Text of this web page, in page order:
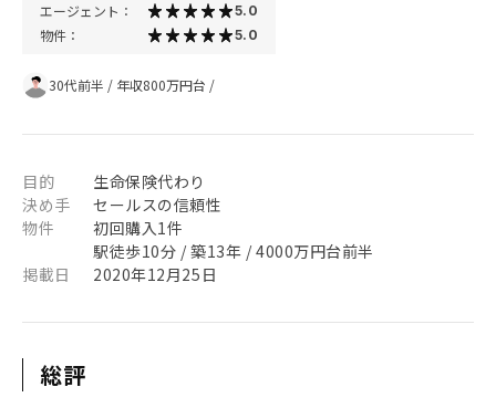
エージェント： 5.0
物件： 5.0
30代前半 / 年収800万円台 /
目的
生命保険代わり
決め手
セールスの信頼性
物件
初回購入1件
駅徒歩10分 / 築13年 / 4000万円台前半
掲載日
2020年12月25日
総評